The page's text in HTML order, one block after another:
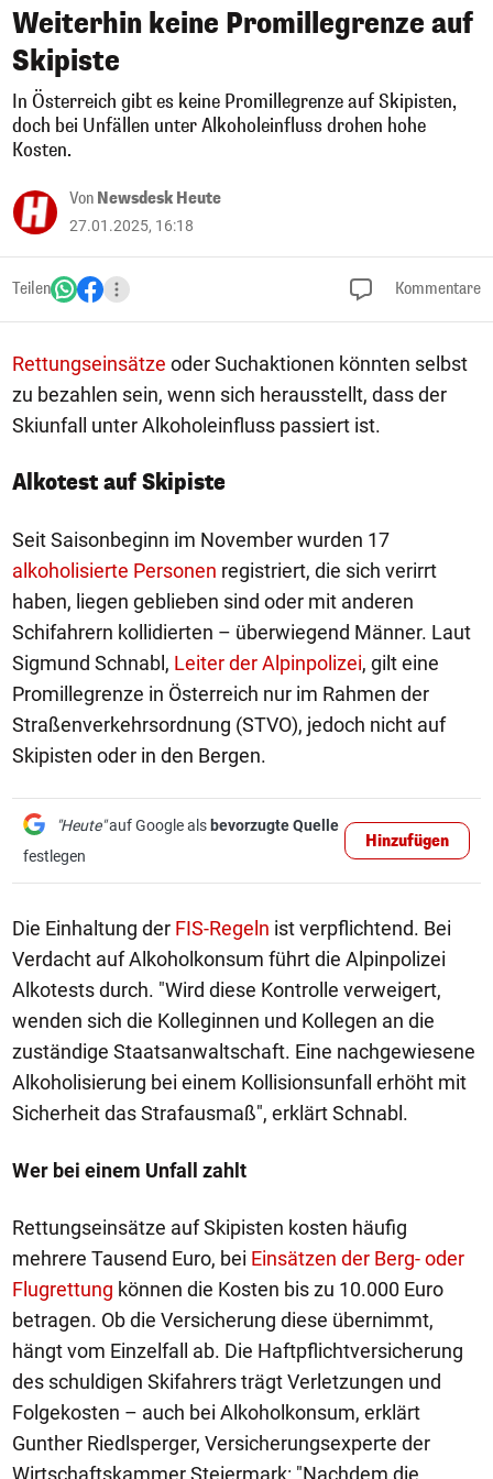
Weiterhin keine Promillegrenze auf
Skipiste
In Österreich gibt es keine Promillegrenze auf Skipisten,
doch bei Unfällen unter Alkoholeinfluss drohen hohe
Kosten.
Von Newsdesk Heute
27.01.2025, 16:18
Teilen Kommentare
Rettungseinsätze oder Suchaktionen könnten selbst
zu bezahlen sein, wenn sich herausstellt, dass der
Skiunfall unter Alkoholeinfluss passiert ist.
Alkotest auf Skipiste
Seit Saisonbeginn im November wurden 17
alkoholisierte Personen registriert, die sich verirrt
haben, liegen geblieben sind oder mit anderen
Schifahrern kollidierten – überwiegend Männer. Laut
Sigmund Schnabl, Leiter der Alpinpolizei, gilt eine
Promillegrenze in Österreich nur im Rahmen der
Straßenverkehrsordnung (STVO), jedoch nicht auf
Skipisten oder in den Bergen.
"Heute"auf Google als bevorzugte Quelle
festlegen
Hinzufügen
Die Einhaltung der FIS-Regeln ist verpflichtend. Bei
Verdacht auf Alkoholkonsum führt die Alpinpolizei
Alkotests durch. "Wird diese Kontrolle verweigert,
wenden sich die Kolleginnen und Kollegen an die
zuständige Staatsanwaltschaft. Eine nachgewiesene
Alkoholisierung bei einem Kollisionsunfall erhöht mit
Sicherheit das Strafausmaß", erklärt Schnabl.
Wer bei einem Unfall zahlt
Rettungseinsätze auf Skipisten kosten häufig
mehrere Tausend Euro, bei Einsätzen der Berg- oder
Flugrettung können die Kosten bis zu 10.000 Euro
betragen. Ob die Versicherung diese übernimmt,
hängt vom Einzelfall ab. Die Haftpflichtversicherung
des schuldigen Skifahrers trägt Verletzungen und
Folgekosten – auch bei Alkoholkonsum, erklärt
Gunther Riedlsperger, Versicherungsexperte der
Wirtschaftskammer Steiermark: "Nachdem die